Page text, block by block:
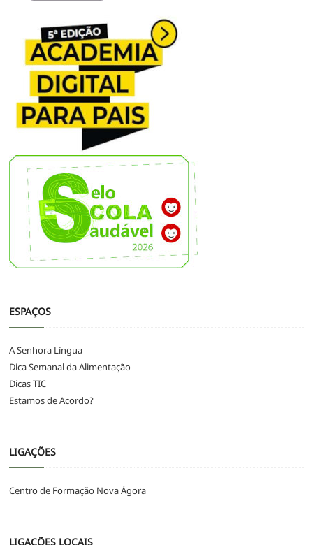
ESPAÇOS
A Senhora Língua
Dica Semanal da Alimentação
Dicas TIC
Estamos de Acordo?
LIGAÇÕES
Centro de Formação Nova Ágora
LIGAÇÕES LOCAIS